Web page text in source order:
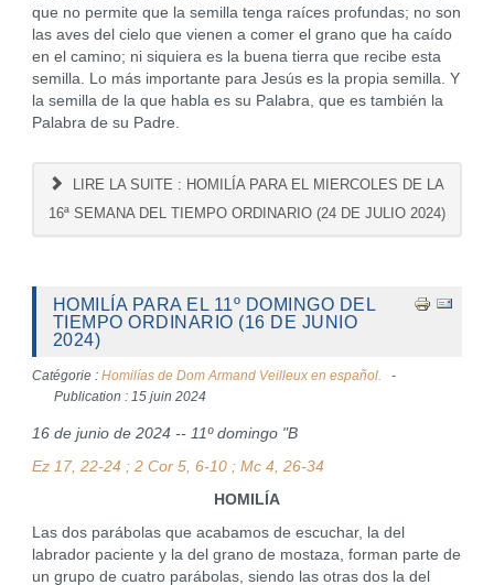
que no permite que la semilla tenga raíces profundas; no son
las aves del cielo que vienen a comer el grano que ha caído
en el camino; ni siquiera es la buena tierra que recibe esta
semilla. Lo más importante para Jesús es la propia semilla. Y
la semilla de la que habla es su Palabra, que es también la
Palabra de su Padre.
LIRE LA SUITE : HOMILÍA PARA EL MIERCOLES DE LA
16ª SEMANA DEL TIEMPO ORDINARIO (24 DE JULIO 2024)
HOMILÍA PARA EL 11º DOMINGO DEL
TIEMPO ORDINARIO (16 DE JUNIO
2024)
Catégorie : Homilías de Dom Armand Veilleux en español.
Publication : 15 juin 2024
16 de junio de 2024 -- 11º domingo "B
Ez 17, 22-24 ; 2 Cor 5, 6-10 ; Mc 4, 26-34
HOMILÍA
Las dos parábolas que acabamos de escuchar, la del
labrador paciente y la del grano de mostaza, forman parte de
un grupo de cuatro parábolas, siendo las otras dos la del